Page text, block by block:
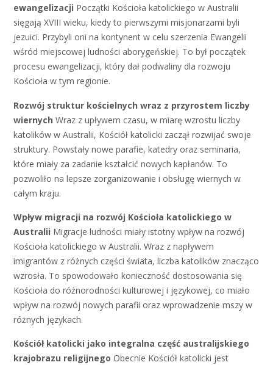
ewangelizacji Początki Kościoła katolickiego w Australii
sięgają XVIII wieku, kiedy to pierwszymi misjonarzami byli
jezuici. Przybyli oni na kontynent w celu szerzenia Ewangelii
wśród miejscowej ludności aborygeńskiej. To był początek
procesu ewangelizacji, który dał podwaliny dla rozwoju
Kościoła w tym regionie.
Rozwój struktur kościelnych wraz z przyrostem liczby
wiernych Wraz z upływem czasu, w miarę wzrostu liczby
katolików w Australii, Kościół katolicki zaczął rozwijać swoje
struktury. Powstały nowe parafie, katedry oraz seminaria,
które miały za zadanie kształcić nowych kapłanów. To
pozwoliło na lepsze zorganizowanie i obsługę wiernych w
całym kraju.
Wpływ migracji na rozwój Kościoła katolickiego w
Australii Migracje ludności miały istotny wpływ na rozwój
Kościoła katolickiego w Australii. Wraz z napływem
imigrantów z różnych części świata, liczba katolików znacząco
wzrosła. To spowodowało konieczność dostosowania się
Kościoła do różnorodności kulturowej i językowej, co miało
wpływ na rozwój nowych parafii oraz wprowadzenie mszy w
różnych językach.
Kościół katolicki jako integralna część australijskiego
krajobrazu religijnego Obecnie Kościół katolicki jest